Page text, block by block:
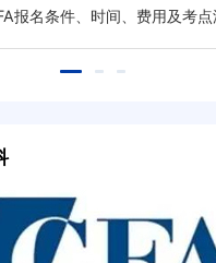
报名条件、时间、费用及考点